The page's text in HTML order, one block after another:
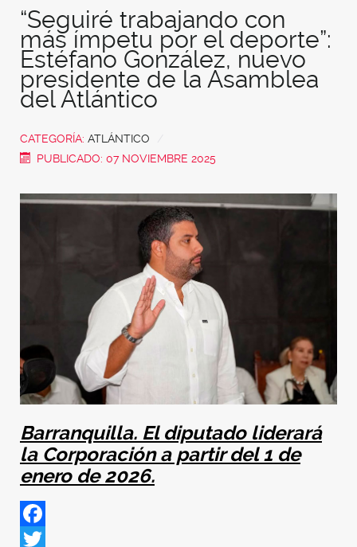
“Seguiré trabajando con
más ímpetu por el deporte”:
Estéfano González, nuevo
presidente de la Asamblea
del Atlántico
CATEGORÍA: ATLÁNTICO
PUBLICADO: 07 NOVIEMBRE 2025
Barranquilla. El diputado liderará
la Corporación a partir del 1 de
enero de 2026.
Facebook